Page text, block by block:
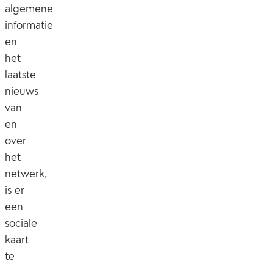
algemene
informatie
en
het
laatste
nieuws
van
en
over
het
netwerk,
is er
een
sociale
kaart
te